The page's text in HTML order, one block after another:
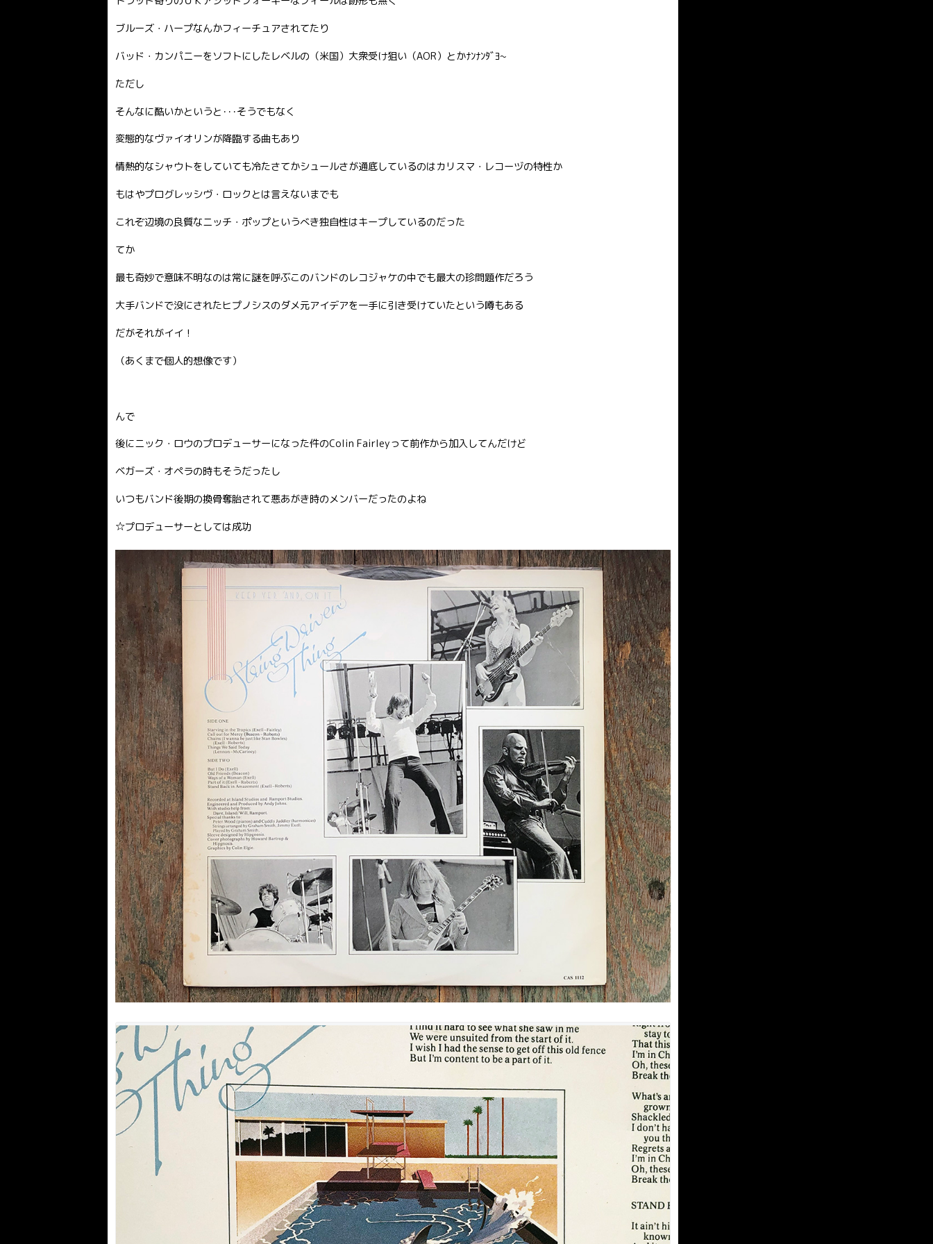
ブルーズ・ハープなんかフィーチュアされてたり
バッド・カンパニーをソフトにしたレベルの（米国）大衆受け狙い（AOR）とかﾅﾝﾅﾝﾀﾞﾖ~
ただし
そんなに酷いかというと･･･そうでもなく
変態的なヴァイオリンが降臨する曲もあり
情熱的なシャウトをしていても冷たさてかシュールさが通底しているのはカリスマ・レコーヅの特性か
もはやプログレッシヴ・ロックとは言えないまでも
これぞ辺境の良質なニッチ・ポップというべき独自性はキープしているのだった
てか
最も奇妙で意味不明なのは常に謎を呼ぶこのバンドのレコジャケの中でも最大の珍問題作だろう
大手バンドで没にされたヒプノシスのダメ元アイデアを一手に引き受けていたという噂もある
だがそれがイイ！
（あくまで個人的想像です）
んで
後にニック・ロウのプロデューサーになった件のColin Fairleyって前作から加入してんだけど
ベガーズ・オペラの時もそうだったし
いつもバンド後期の換骨奪胎されて悪あがき時のメンバーだったのよね
☆プロデューサーとしては成功